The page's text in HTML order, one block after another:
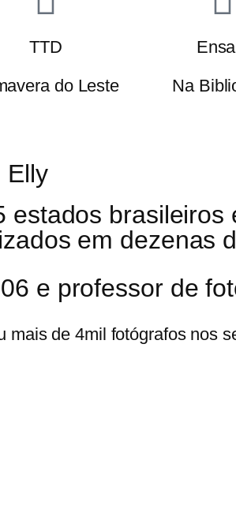
TTD
do Leste
Na
Elly
estados
em dezenas
e professor de
mais de 4mil fotógrafos nos